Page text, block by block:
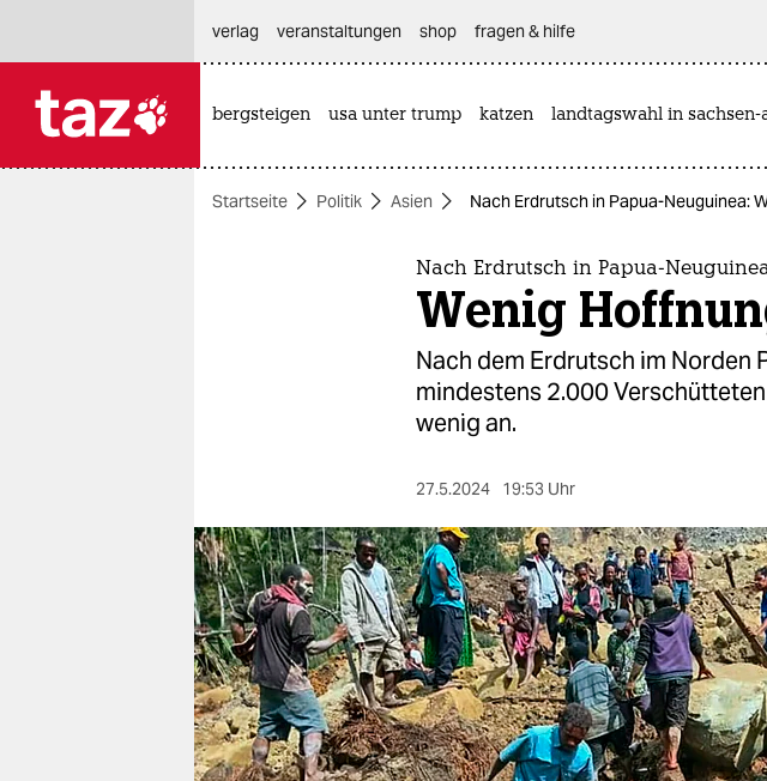
themen
berlin
nord
wahrheit
verlag
verlag
verlag
veranstaltungen shop fragen & hilfe
bergsteigen usa unter trump katzen landtagswahl in sachsen-
Startseite Politik Asien Nach Erdrutsch in Papua-Neuguinea:
Nach Erdrutsch in Papua-
Wenig
Nach dem Erdrutsch im Norden
mindestens 2.000
wenig an.
27.5.2024 19:53 Uhr